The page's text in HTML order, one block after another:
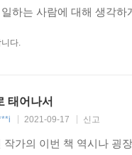
인 소비자들을 위한 새
. 그렇다 해도, 지금부터
하는 사람에 대해 생각
다.
태어나서
2021-09-17 신고
작가의 이번 책 역시나 굉